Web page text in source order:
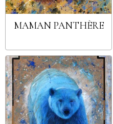
MAMAN PANTHÈRE